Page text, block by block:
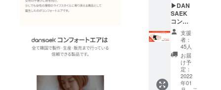
これからは
スカイホー
プの一員と
して、韓国
の魅力的な
プロダクト
やカル
▶︎DAN
SAEK
コン
フォー
トエア
3枚セッ
ト スー
パー
アー
リー
バード
支援
者：
45人
お届
け予
定：
2022
年01